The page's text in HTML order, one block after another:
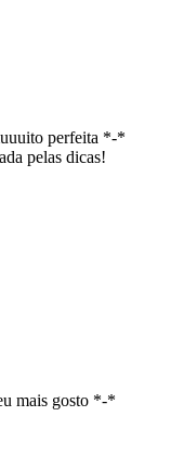
perfeita *-*
pelas dicas!
mais gosto *-*